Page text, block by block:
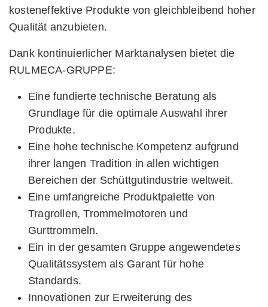
kosteneffektive Produkte von gleichbleibend hoher
Qualität anzubieten.
Dank kontinuierlicher Marktanalysen bietet die
RULMECA-GRUPPE:
Eine fundierte technische Beratung als
Grundlage für die optimale Auswahl ihrer
Produkte.
Eine hohe technische Kompetenz aufgrund
ihrer langen Tradition in allen wichtigen
Bereichen der Schüttgutindustrie weltweit.
Eine umfangreiche Produktpalette von
Tragrollen, Trommelmotoren und
Gurttrommeln.
Ein in der gesamten Gruppe angewendetes
Qualitätssystem als Garant für hohe
Standards.
Innovationen zur Erweiterung des